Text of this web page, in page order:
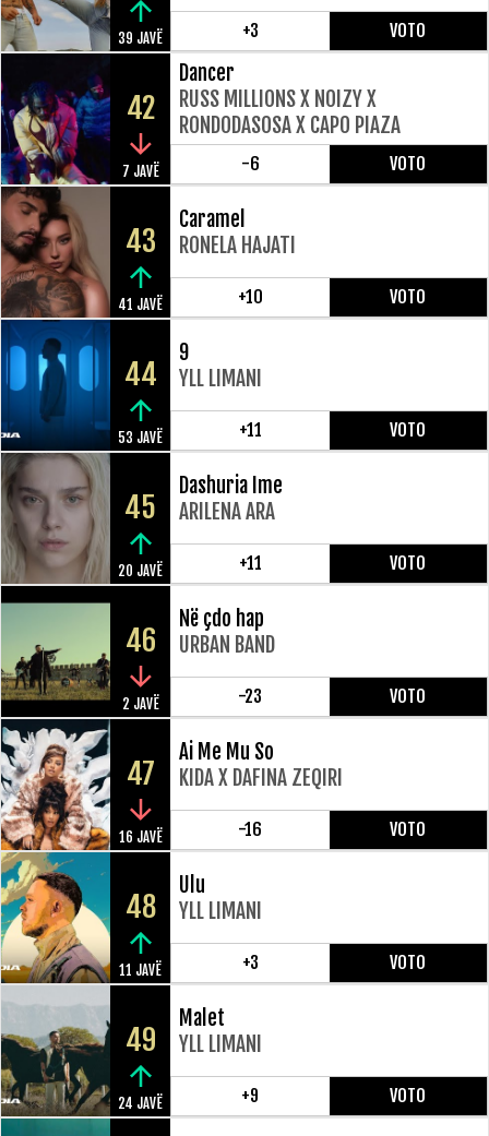
39 JAVË +3 VOTO
42
7 JAVË
Dancer
RUSS MILLIONS X NOIZY X
RONDODASOSA X CAPO PIAZA
-6 VOTO
43
41 JAVË
Caramel
RONELA HAJATI
+10 VOTO
44
53 JAVË
9
YLL LIMANI
+11 VOTO
45
20 JAVË
Dashuria Ime
ARILENA ARA
+11 VOTO
46
2 JAVË
Në çdo hap
URBAN BAND
-23 VOTO
47
16 JAVË
Ai Me Mu So
KIDA X DAFINA ZEQIRI
-16 VOTO
48
11 JAVË
Ulu
YLL LIMANI
+3 VOTO
49
24 JAVË
Malet
YLL LIMANI
+9 VOTO